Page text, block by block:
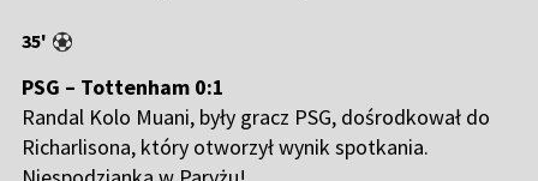
35'
PSG – Tottenham 0:1
Randal Kolo Muani, były gracz PSG, dośrodkował do
Richarlisona, który otworzył wynik spotkania.